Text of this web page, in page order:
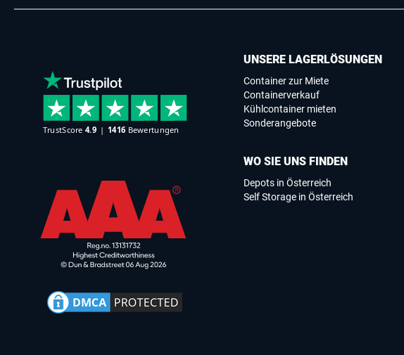
UNSERE LAGERLÖSUNGEN
Container zur Miete
Containerverkauf
Kühlcontainer mieten
Sonderangebote
WO SIE UNS FINDEN
Depots in Österreich
Self Storage in Österreich